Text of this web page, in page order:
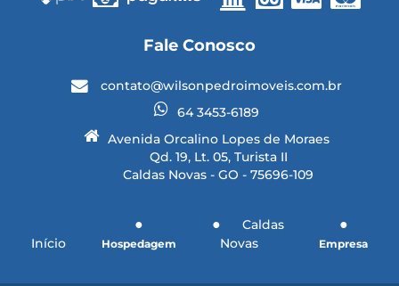
Fale Conosco
contato@wilsonpedroimoveis.com.br
64 3453-6189
Avenida Orcalino Lopes de Moraes
Qd. 19, Lt. 05, Turista II
Caldas Novas - GO - 75696-109
Início Hospedagem
Caldas
Novas
Empresa